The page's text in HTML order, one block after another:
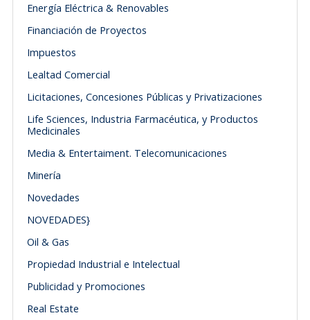
Energía Eléctrica & Renovables
Financiación de Proyectos
Impuestos
Lealtad Comercial
Licitaciones, Concesiones Públicas y Privatizaciones
Life Sciences, Industria Farmacéutica, y Productos
Medicinales
Media & Entertaiment. Telecomunicaciones
Minería
Novedades
NOVEDADES}
Oil & Gas
Propiedad Industrial e Intelectual
Publicidad y Promociones
Real Estate